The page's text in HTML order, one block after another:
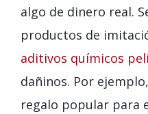
algo de dinero real.
productos de
aditivos químicos
dañinos. Por
regalo popular para